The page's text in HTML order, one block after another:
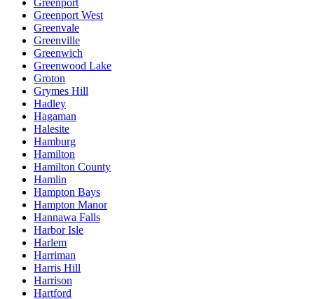
Greenport West
Greenvale
Greenville
Greenwich
Greenwood Lake
Groton
Grymes Hill
Hadley
Hagaman
Halesite
Hamburg
Hamilton
Hamilton County
Hamlin
Hampton Bays
Hampton Manor
Hannawa Falls
Harbor Isle
Harlem
Harriman
Harris Hill
Harrison
Hartford